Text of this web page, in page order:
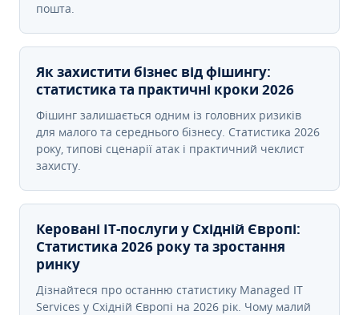
пошта.
Як захистити бізнес від фішингу:
статистика та практичні кроки 2026
Фішинг залишається одним із головних ризиків
для малого та середнього бізнесу. Статистика 2026
року, типові сценарії атак і практичний чеклист
захисту.
Керовані ІТ-послуги у Східній Європі:
Статистика 2026 року та зростання
ринку
Дізнайтеся про останню статистику Managed IT
Services у Східній Європі на 2026 рік. Чому малий